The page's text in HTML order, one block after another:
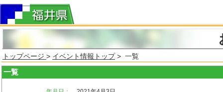
トップページ > イベント情報トップ> 一覧
一覧